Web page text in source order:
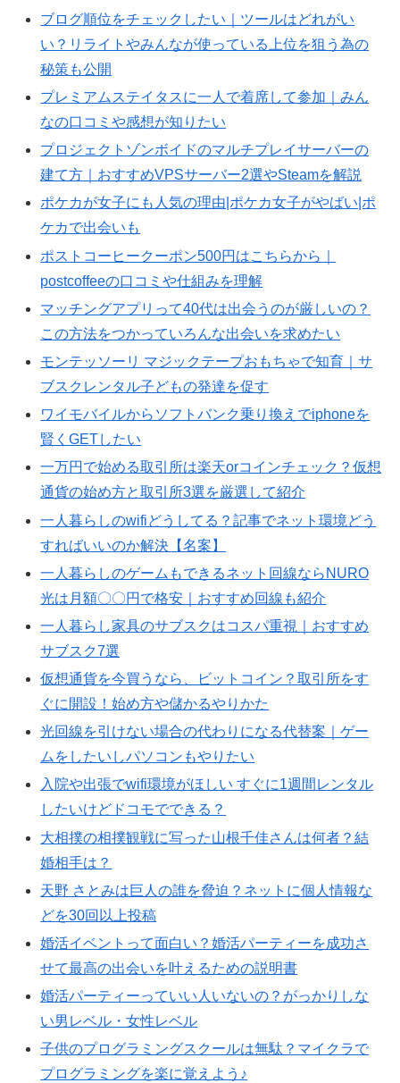
ブログ順位をチェックしたい｜ツールはどれがい
い？リライトやみんなが使っている上位を狙う為の
秘策も公開
プレミアムステイタスに一人で着席して参加｜みん
なの口コミや感想が知りたい
プロジェクトゾンボイドのマルチプレイサーバーの
建て方｜おすすめVPSサーバー2選やSteamを解説
ポケカが女子にも人気の理由|ポケカ女子がやばい|ポ
ケカで出会いも
ポストコーヒークーポン500円はこちらから｜
postcoffeeの口コミや仕組みを理解
マッチングアプリって40代は出会うのが厳しいの？
この方法をつかっていろんな出会いを求めたい
モンテッソーリ マジックテープおもちゃで知育｜サ
ブスクレンタル子どもの発達を促す
ワイモバイルからソフトバンク乗り換えでiphoneを
賢くGETしたい
一万円で始める取引所は楽天orコインチェック？仮想
通貨の始め方と取引所3選を厳選して紹介
一人暮らしのwifiどうしてる？記事でネット環境どう
すればいいのか解決【名案】
一人暮らしのゲームもできるネット回線ならNURO
光は月額〇〇円で格安｜おすすめ回線も紹介
一人暮らし家具のサブスクはコスパ重視｜おすすめ
サブスク7選
仮想通貨を今買うなら、ビットコイン？取引所をす
ぐに開設！始め方や儲かるやりかた
光回線を引けない場合の代わりになる代替案｜ゲー
ムをしたいしパソコンもやりたい
入院や出張でwifi環境がほしい すぐに1週間レンタル
したいけどドコモでできる？
大相撲の相撲観戦に写った山根千佳さんは何者？結
婚相手は？
天野 さとみは巨人の誰を脅迫？ネットに個人情報な
どを30回以上投稿
婚活イベントって面白い？婚活パーティーを成功さ
せて最高の出会いを叶えるための説明書
婚活パーティーっていい人いないの？がっかりしな
い男レベル・女性レベル
子供のプログラミングスクールは無駄？マイクラで
プログラミングを楽に覚えよう♪